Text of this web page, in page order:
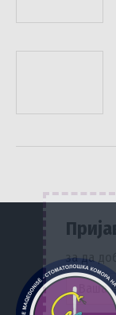
за да